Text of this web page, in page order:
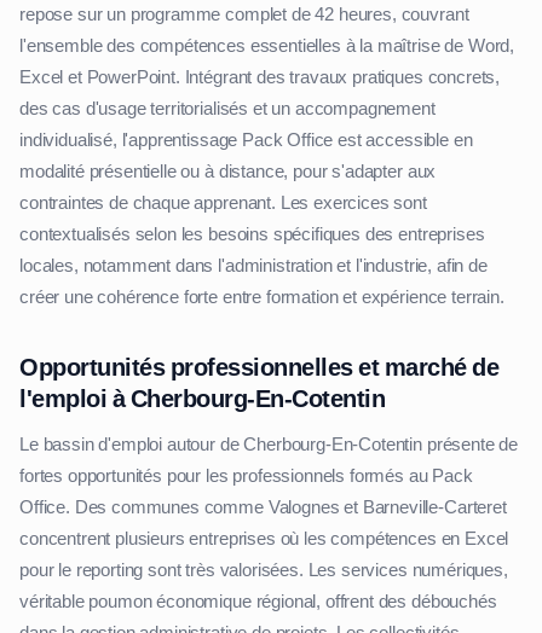
repose sur un programme complet de 42 heures, couvrant
l'ensemble des compétences essentielles à la maîtrise de Word,
Excel et PowerPoint. Intégrant des travaux pratiques concrets,
des cas d'usage territorialisés et un accompagnement
individualisé, l'apprentissage Pack Office est accessible en
modalité présentielle ou à distance, pour s'adapter aux
contraintes de chaque apprenant. Les exercices sont
contextualisés selon les besoins spécifiques des entreprises
locales, notamment dans l'administration et l'industrie, afin de
créer une cohérence forte entre formation et expérience terrain.
Opportunités professionnelles et marché de
l'emploi à Cherbourg-En-Cotentin
Le bassin d'emploi autour de Cherbourg-En-Cotentin présente de
fortes opportunités pour les professionnels formés au Pack
Office. Des communes comme Valognes et Barneville-Carteret
concentrent plusieurs entreprises où les compétences en Excel
pour le reporting sont très valorisées. Les services numériques,
véritable poumon économique régional, offrent des débouchés